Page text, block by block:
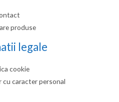
produse
legale
cookie
caracter personal